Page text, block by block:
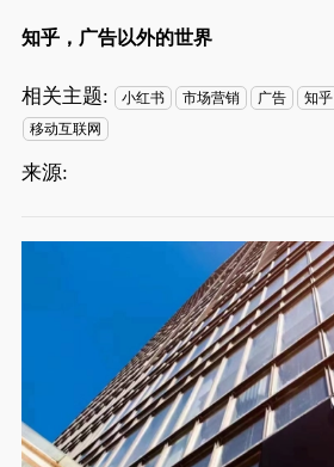
知乎，广告以外的世界
相关主题: 小红书 市场营销 广告 知乎
移动互联网
来源: